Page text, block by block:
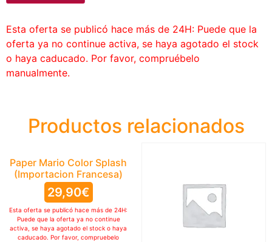
Esta oferta se publicó hace más de 24H: Puede que la
oferta ya no continue activa, se haya agotado el stock
o haya caducado. Por favor, compruébelo
manualmente.
Productos relacionados
Paper Mario Color Splash
(Importacion Francesa)
29,90€
Esta oferta se publicó hace más de 24H:
Puede que la oferta ya no continue
activa, se haya agotado el stock o haya
caducado. Por favor, compruebelo